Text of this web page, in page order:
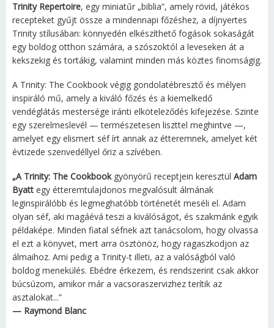
Trinity Repertoire, egy miniatűr „biblia”, amely rövid, játékos
recepteket gyűjt össze a mindennapi főzéshez, a díjnyertes
Trinity stílusában: könnyedén elkészíthető fogások sokaságát
egy boldog otthon számára, a szószoktól a leveseken át a
kekszekig és tortákig, valamint minden más köztes finomságig.
A Trinity: The Cookbook végig gondolatébresztő és mélyen
inspiráló mű, amely a kiváló főzés és a kiemelkedő
vendéglátás mestersége iránti elköteleződés kifejezése. Szinte
egy szerelmeslevél — természetesen liszttel meghintve —,
amelyet egy elismert séf írt annak az étteremnek, amelyet két
évtizede szenvedéllyel őriz a szívében.
„A Trinity: The Cookbookgyönyörű receptjein keresztül Adam
Byatt egy étteremtulajdonos megvalósult álmának
leginspirálóbb és legmeghatóbb történetét meséli el. Adam
olyan séf, aki magáévá teszi a kiválóságot, és szakmánk egyik
példaképe. Minden fiatal séfnek azt tanácsolom, hogy olvassa
el ezt a könyvet, mert arra ösztönöz, hogy ragaszkodjon az
álmaihoz. Ami pedig a Trinity-t illeti, az a valóságból való
boldog menekülés. Ebédre érkezem, és rendszerint csak akkor
búcsúzom, amikor már a vacsoraszervizhez terítik az
asztalokat...”
— Raymond Blanc